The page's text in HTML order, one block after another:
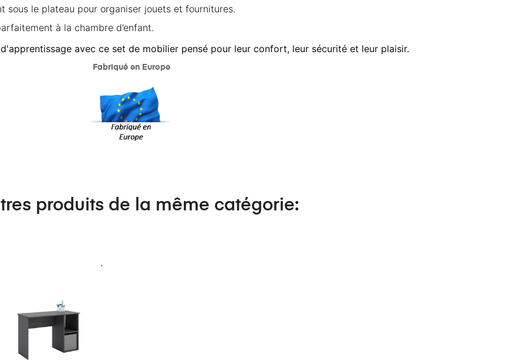
sous le plateau pour organiser jouets et fournitures.
à la chambre d’enfant.
avec ce set de mobilier pensé pour leur confort, leur sécurité et leur plaisir.
Fabriqué en Europe
produits de la même catégorie: